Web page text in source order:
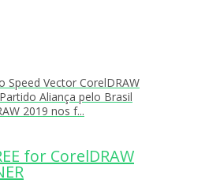
Speed Vector CorelDRAW
Aliança pelo Brasil
2019 nos f...
for CorelDRAW